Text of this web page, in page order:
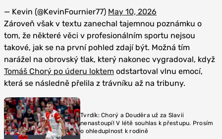
— Kevin (@KevinFournier77) May 10, 2026
Zároveň však v textu zanechal tajemnou poznámku o
tom, že některé věci v profesionálním sportu nejsou
takové, jak se na první pohled zdají být. Možná tím
narážel na obrovský tlak, který nakonec vygradoval, když
Tomáš Chorý po úderu loktem odstartoval vlnu emocí,
která se následně přelila z trávníku až na tribuny.
Tvrdík: Chorý a Douděra už za Slavii
nenastoupí! V létě souhlas k přestupu. Prosím
o ohleduplnost k rodině